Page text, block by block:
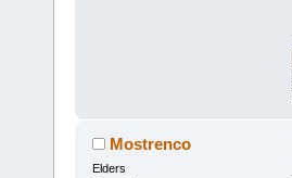
Mostrenco
Elders